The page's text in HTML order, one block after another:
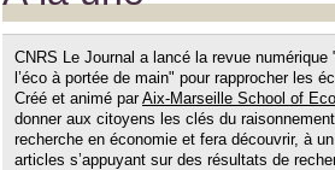
CNRS Le Journal a lancé la revue
l’éco à portée de main" pour rapprocher les
Créé et animé parAix-Marseille School of
donner aux citoyens les clés du
recherche en économie et fera découvrir, à
articles s’appuyant sur des résultats de